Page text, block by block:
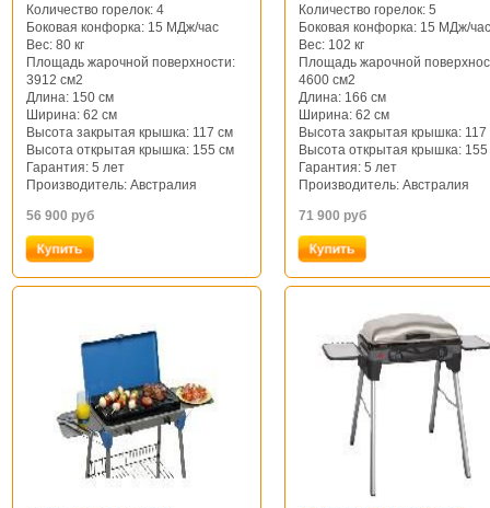
Количество горелок: 4
Боковая конфорка: 15 МДж/час
Вес: 80 кг
Площадь жарочной поверхности:
3912 см2
Длина: 150 см
Ширина: 62 см
Высота закрытая крышка: 117 см
Высота открытая крышка: 155 см
Гарантия: 5 лет
Производитель: Австралия
56 900 руб
Количество горелок: 5
Боковая конфорка: 15 МДж/
Вес: 102 кг
Площадь жарочной
4600 см2
Длина: 166 см
Ширина: 62 см
Высота закрытая крышка: 117
Высота открытая крышка:
Гарантия: 5 лет
Производитель: Австралия
71 900 руб